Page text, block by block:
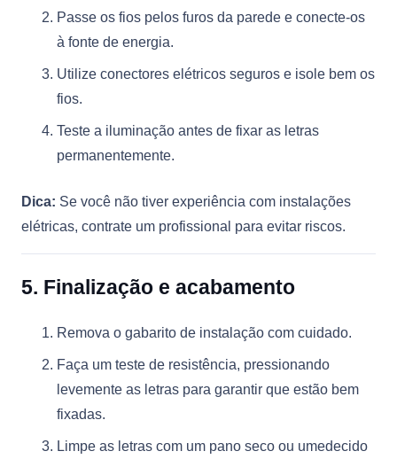
Passe os fios pelos furos da parede e conecte-os
à fonte de energia.
Utilize conectores elétricos seguros e isole bem os
fios.
Teste a iluminação antes de fixar as letras
permanentemente.
Dica: Se você não tiver experiência com instalações
elétricas, contrate um profissional para evitar riscos.
5. Finalização e acabamento
Remova o gabarito de instalação com cuidado.
Faça um teste de resistência, pressionando
levemente as letras para garantir que estão bem
fixadas.
Limpe as letras com um pano seco ou umedecido